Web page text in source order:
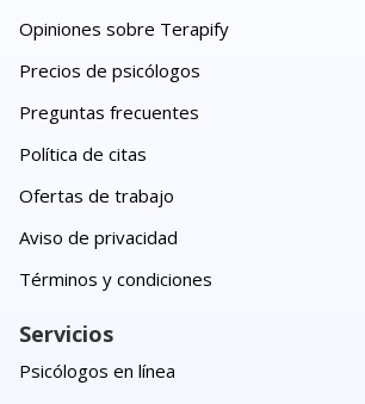
Opiniones sobre Terapify
Precios de psicólogos
Preguntas frecuentes
Política de citas
Ofertas de trabajo
Aviso de privacidad
Términos y condiciones
Servicios
Psicólogos en línea